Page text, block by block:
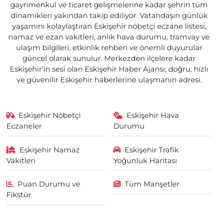
gayrimenkul ve ticaret gelişmelerine kadar şehrin tüm
dinamikleri yakından takip ediliyor. Vatandaşın günlük
yaşamını kolaylaştıran Eskişehir nöbetçi eczane listesi,
namaz ve ezan vakitleri, anlık hava durumu, tramvay ve
ulaşım bilgileri, etkinlik rehberi ve önemli duyurular
güncel olarak sunulur. Merkezden ilçelere kadar
Eskişehir'in sesi olan Eskişehir Haber Ajansı; doğru, hızlı
ve güvenilir Eskişehir haberlerine ulaşmanın adresi.
Eskişehir Nöbetçi
Eczaneler
Eskişehir Hava
Durumu
Eskişehir Namaz
Vakitleri
Eskişehir Trafik
Yoğunluk Haritası
Puan Durumu ve
Fikstür
Tüm Manşetler